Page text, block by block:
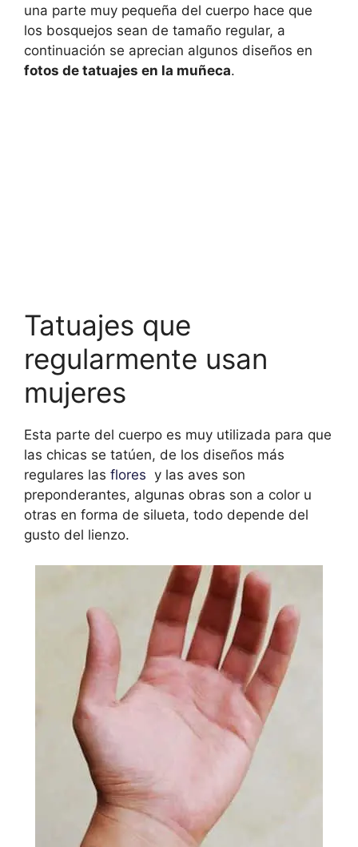
una parte muy pequeña del cuerpo hace que
los bosquejos sean de tamaño regular, a
continuación se aprecian algunos diseños en
fotos de tatuajes en la muñeca.
Tatuajes que
regularmente usan
mujeres
Esta parte del cuerpo es muy utilizada para que
las chicas se tatúen, de los diseños más
regulares las flores y las aves son
preponderantes, algunas obras son a color u
otras en forma de silueta, todo depende del
gusto del lienzo.